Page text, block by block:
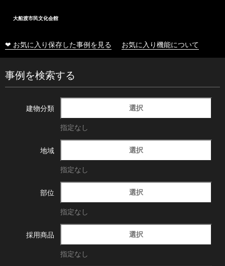
大船渡市民文化会館
❤ お気に入り保存した事例を見る お気に入り機能について
事例を検索する
建物分類 選択
指定なし
地域 選択
指定なし
部位 選択
指定なし
採用商品 選択
指定なし